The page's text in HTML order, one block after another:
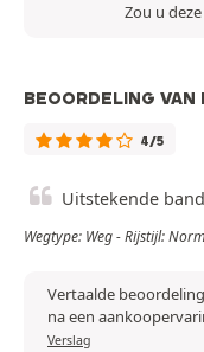
Zou u
BEOORDELING VAN
4/5
Uitstekende
Wegtype: Weg - Rijstijl:
Vertaalde
na een
Verslag